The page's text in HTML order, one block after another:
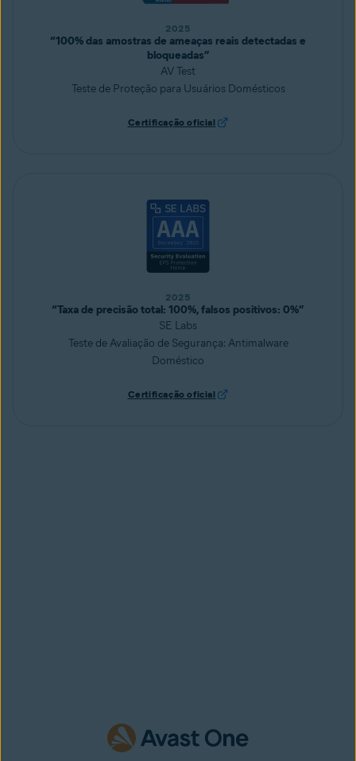
2025
“100% das amostras de ameaças reais detectadas e
bloqueadas”
AV Test
Teste de Proteção para Usuários Domésticos
Certificação oficial
2025
“Taxa de precisão total: 100%, falsos positivos: 0%”
SE Labs
Teste de Avaliação de Segurança: Antimalware
Doméstico
Certificação oficial